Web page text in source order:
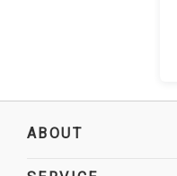
ABOUT